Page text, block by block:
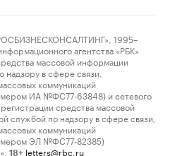
1995–
агентства «РБК»
массовой информации
в сфере связи,
коммуникаций
ИА №ФС77-63848) и сетевого
средства массовой
службой по надзору в сфере связи,
коммуникаций
ЭЛ №ФС77-82385)
18+ letters@rbc.ru